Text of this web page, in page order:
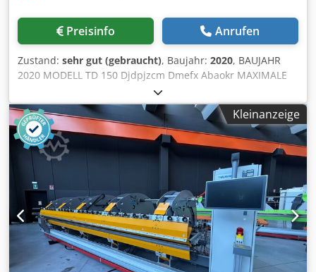
Preisinfo Anrufen
Zustand: sehr gut (gebraucht), Baujahr: 2020, BAUJAHR
2020 MODELL TD 150 Djdpjzcm Dmefx Abaokr MAXIMALE
KAPAZITÄT 1,50 mm (400 N/mm²) ARBEITSLÄNGE 6,4 m
AUSKLINKTIEFE 1250 mm BREITE DER BIEGEKLINGE 10 mm
+ zusätzliche Führung 10 mm MAX. BIEGEWINKEL 143°
BIEGENGENAUIGKEIT ± 0,5°
Kleinanzeige